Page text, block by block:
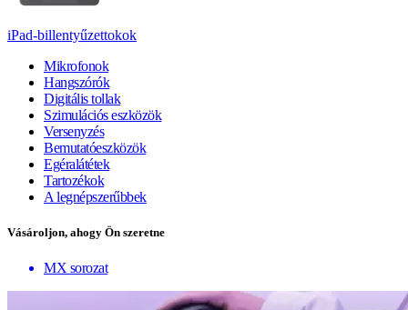
iPad-billentyűzettokok
Mikrofonok
Hangszórók
Digitális tollak
Szimulációs eszközök
Versenyzés
Bemutatóeszközök
Egéralátétek
Tartozékok
A legnépszerűbbek
Vásároljon, ahogy Ön szeretne
MX sorozat